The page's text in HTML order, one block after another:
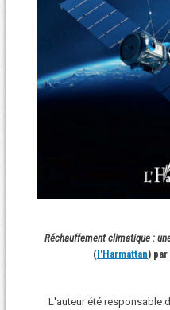
Réchauffement climatique :
(l'Harmattan)
L'auteur été responsable